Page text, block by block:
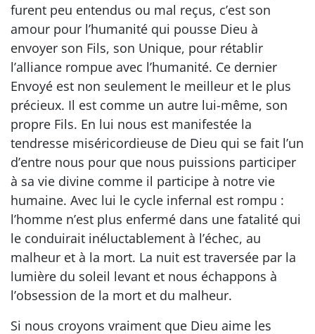
furent peu entendus ou mal reçus, c’est son
amour pour l’humanité qui pousse Dieu à
envoyer son Fils, son Unique, pour rétablir
l’alliance rompue avec l’humanité. Ce dernier
Envoyé est non seulement le meilleur et le plus
précieux. Il est comme un autre lui-même, son
propre Fils. En lui nous est manifestée la
tendresse miséricordieuse de Dieu qui se fait l’un
d’entre nous pour que nous puissions participer
à sa vie divine comme il participe à notre vie
humaine. Avec lui le cycle infernal est rompu :
l’homme n’est plus enfermé dans une fatalité qui
le conduirait inéluctablement à l’échec, au
malheur et à la mort. La nuit est traversée par la
lumière du soleil levant et nous échappons à
l’obsession de la mort et du malheur.
Si nous croyons vraiment que Dieu aime les